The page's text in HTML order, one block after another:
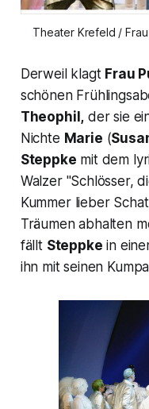
Theater Krefeld /
Derweil klagt Frau
schönen
Theophil, der sie
Nichte Marie (
Steppke mit dem
Walzer "Schlösser,
Kummer lieber
Träumen abhalten
fällt Steppke in
ihn mit seinen